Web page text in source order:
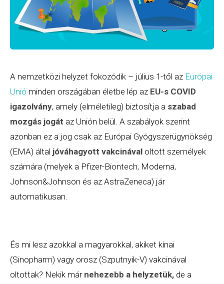
A nemzetközi helyzet fokozódik – július 1-től az Európai
Unió minden országában életbe lép az EU-s COVID
igazolvány, amely (elméletileg) biztosítja a szabad
mozgás jogát az Unión belül. A szabályok szerint
azonban ez a jog csak az Európai Gyógyszerügynökség
(EMA) által jóváhagyott vakcinával oltott személyek
számára (melyek a Pfizer-Biontech, Moderna,
Johnson&Johnson és az AstraZeneca) jár
automatikusan.
És mi lesz azokkal a magyarokkal, akiket kínai
(Sinopharm) vagy orosz (Szputnyik-V) vakcinával
oltottak? Nekik már nehezebb a helyzetük, de a